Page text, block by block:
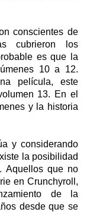
conscientes de
cubrieron los
es que la
10 a 12.
película, este
13. En el
y la historia
y considerando
la posibilidad
Aquellos que no
en Crunchyroll,
de la
desde que se